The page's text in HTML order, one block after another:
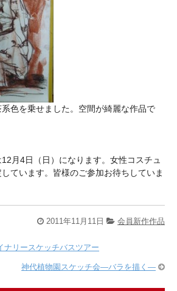
色を乗せました。空間が綺麗な作品で
月4日（日）になります。女性コスチュ
ています。皆様のご参加お待ちしていま
2011年11月11日 会員新作作品
リースケッチバスツアー
神代植物園スケッチ会―バラを描く―